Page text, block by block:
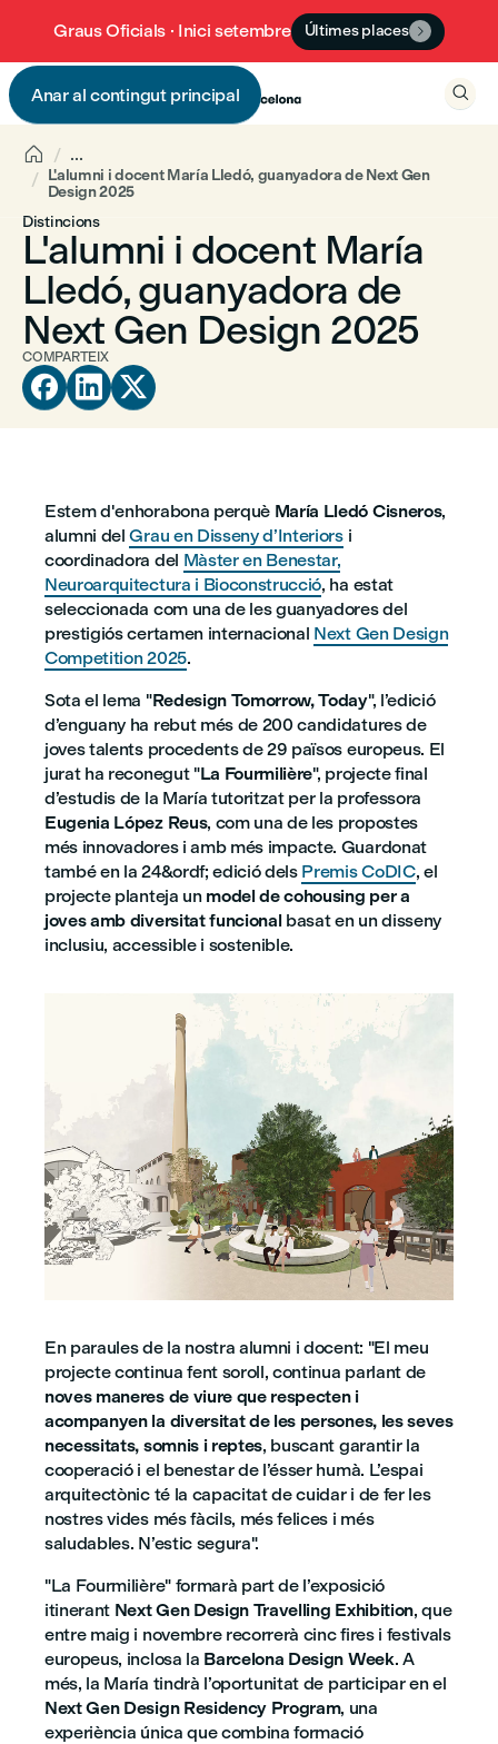
Graus Oficials · Inici setembre Últimes places 
Anar al contingut principal
 
 ...
L'alumni i docent María Lledó, guanyadora de Next Gen
Design 2025
Distincions
L'alumni i docent María
Lledó, guanyadora de
Next Gen Design 2025
COMPARTEIX
  
Estem d'enhorabona perquè María Lledó Cisneros,
alumni delGrau en Disseny d’Interiorsi
coordinadora del Màster en Benestar,
Neuroarquitectura i Bioconstrucció, ha estat
seleccionada com una de les guanyadores del
prestigiós certamen internacional Next Gen Design
Competition 2025.
Sota el lema "Redesign Tomorrow, Today", l’edició
d’enguany ha rebut més de 200 candidatures de
joves talents procedents de 29 països europeus. El
jurat ha reconegut "La Fourmilière", projecte final
d’estudis de la María tutoritzat per la professora
Eugenia López Reus, com una de les propostes
més innovadores i amb més impacte. Guardonat
també en la 24&ordf; edició dels Premis CoDIC, el
projecte planteja un model de cohousing per a
joves amb diversitat funcionalbasat en un disseny
inclusiu, accessible i sostenible.
En paraules de la nostra alumni i docent: "El meu
projecte continua fent soroll, continua parlant de
noves maneres de viure que respecten i
acompanyen la diversitat de les persones, les seves
necessitats, somnis i reptes, buscant garantir la
cooperació i el benestar de l’ésser humà. L’espai
arquitectònic té la capacitat de cuidar i de fer les
nostres vides més fàcils, més felices i més
saludables. N’estic segura".
"La Fourmilière" formarà part de l’exposició
itinerant Next Gen Design Travelling Exhibition, que
entre maig i novembre recorrerà cinc fires i festivals
europeus, inclosa la Barcelona Design Week. A
més, la María tindrà l’oportunitat de participar en el
Next Gen Design Residency Program, una
experiència única que combina formació